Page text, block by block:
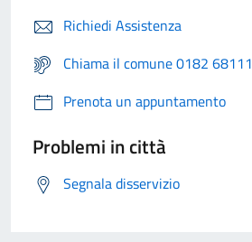
Richiedi Assistenza
Chiama il comune 0182 68111
Prenota un appuntamento
Problemi in città
Segnala disservizio